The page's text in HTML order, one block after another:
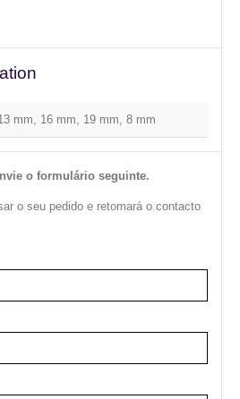
mm, 16 mm, 19 mm, 8 mm
o formulário seguinte.
o seu pedido e retomará o contacto